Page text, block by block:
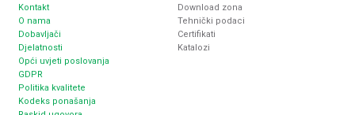
Kontakt
O nama
Dobavljači
Djelatnosti
Opći uvjeti poslovanja
GDPR
Politika kvalitete
Kodeks ponašanja
Download zona
Tehnički podaci
Certifikati
Katalozi